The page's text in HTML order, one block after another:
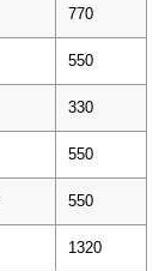
770
550
330
550
550
1320